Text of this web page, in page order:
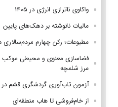
واکاوی ناترازی انرژی در ۱۴۰۵
مالیات نانوشته بر دهک‌های پایین
مطبوعات؛ رکن چهارم مردم‌سالاری
فضاسازی معنوی و محیطی موکب
مرز شلمچه
آزمون تاب‌آوری گردشگری قشم
از خام‌فروشی تا هاب منطقه‌ای